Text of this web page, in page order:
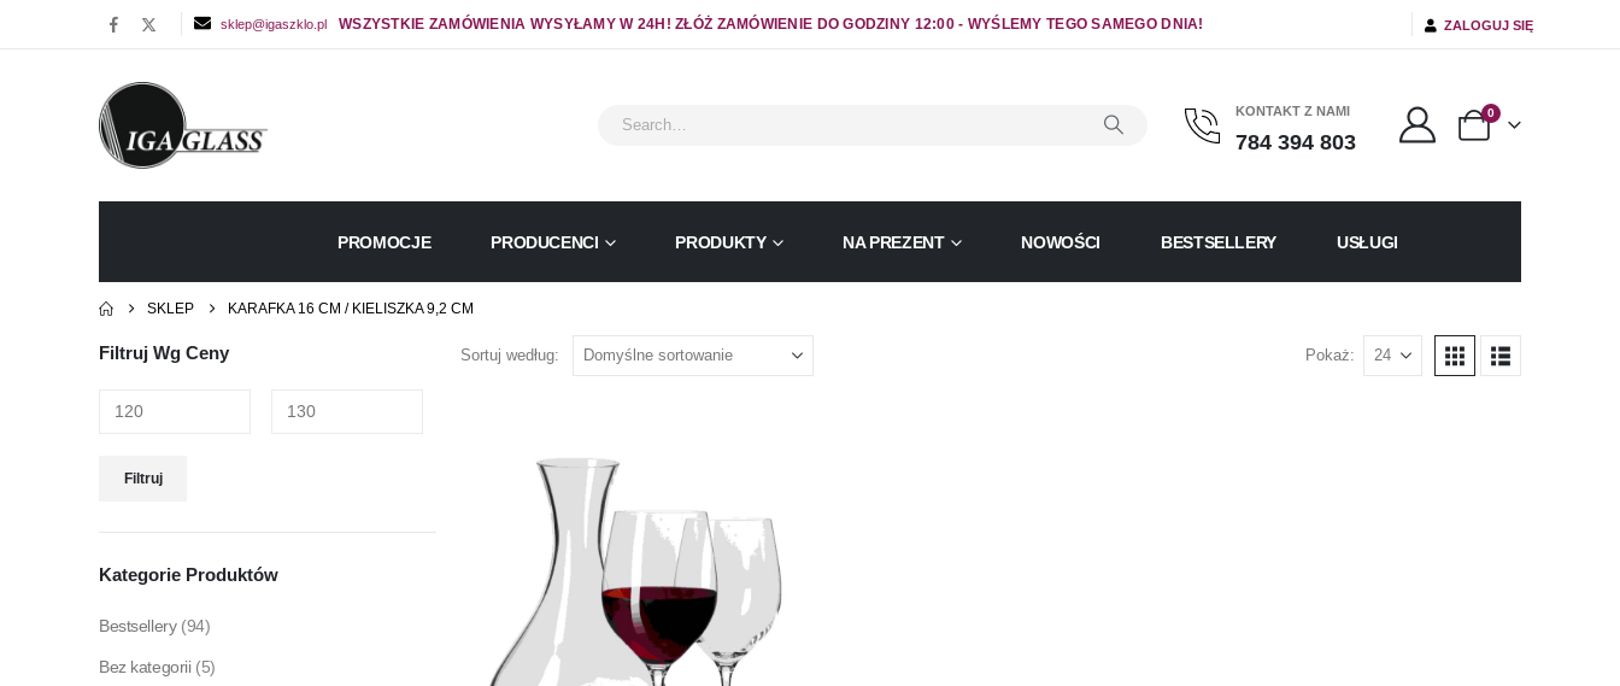
sklep@igaszklo.pl WSZYSTKIE ZAMÓWIENIA WYSYŁAMY W 24H! ZŁÓŻ ZAMÓWIENIE DO GODZINY 12:00 - WYŚLEMY TEGO SAMEGO DNIA! ZALOGUJ SIĘ
KONTAKT Z NAMI
784 394 803
0
PROMOCJE PRODUCENCI PRODUKTY NA PREZENT NOWOŚCI BESTSELLERY USŁUGI
SKLEP KARAFKA 16 CM / KIELISZKA 9,2 CM
Sortuj według: Pokaż:
Filtruj Wg Ceny
Filtruj
Kategorie Produktów
Bestsellery (94)
Bez kategorii (5)